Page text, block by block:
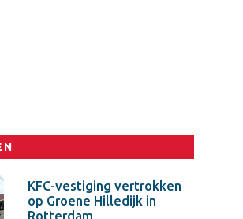
KFC-vestiging vertrokken
op Groene Hilledijk in
Rotterdam